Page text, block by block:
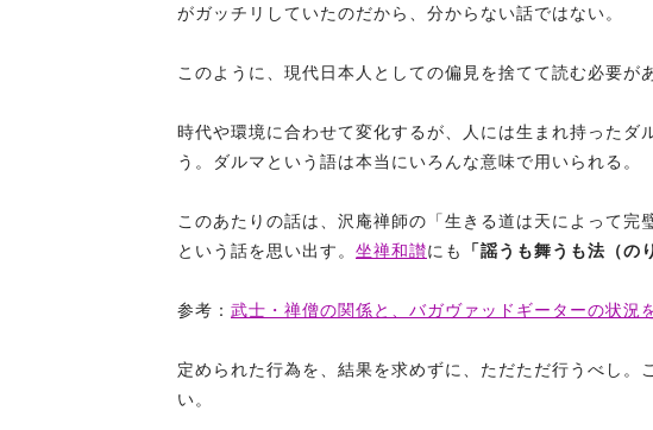
がガッチリしていたのだから、分からない話ではない。
このように、現代日本人としての偏見を捨てて読む必要が
時代や環境に合わせて変化するが、人には生まれ持ったダ
う。ダルマという語は本当にいろんな意味で用いられる。
このあたりの話は、沢庵禅師の「生きる道は天によって完
という話を思い出す。 坐禅和讃にも 「謡うも舞うも法（の
参考： 武士・禅僧の関係と、バガヴァッドギーターの状況
定められた行為を、結果を求めずに、ただただ行うべし。
い。